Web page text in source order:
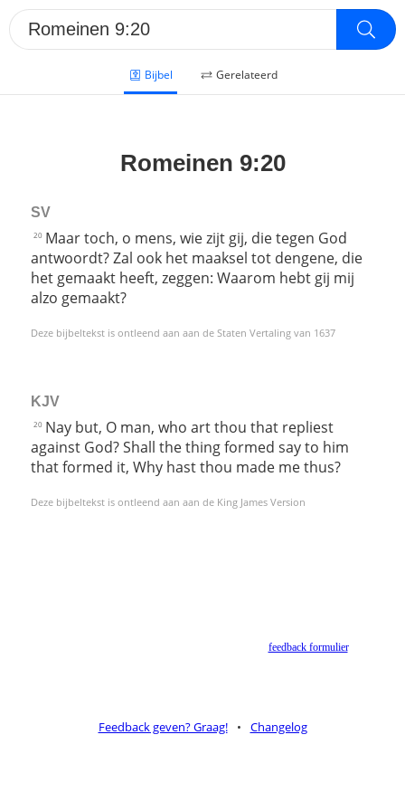
Bijbel Gerelateerd
Romeinen 9:20
SV
20 Maar toch, o mens, wie zijt gij, die tegen God
antwoordt? Zal ook het maaksel tot dengene, die
het gemaakt heeft, zeggen: Waarom hebt gij mij
alzo gemaakt?
Deze bijbeltekst is ontleend aan aan de Staten Vertaling van 1637
KJV
20 Nay but, O man, who art thou that repliest
against God? Shall the thing formed say to him
that formed it, Why hast thou made me thus?
Deze bijbeltekst is ontleend aan aan de King James Version
feedback formulier.
Feedback geven? Graag! • Changelog